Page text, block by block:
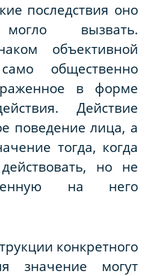
последствия оно
вызвать.
объективной
общественно
в форме
Действие
поведение лица, а
тогда, когда
но не
на него
конкретного
значение могут